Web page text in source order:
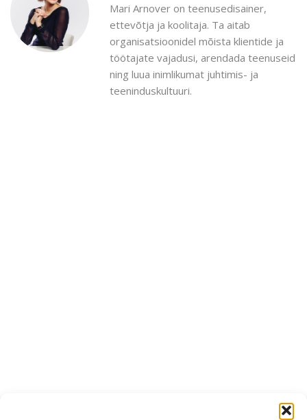
Mari Arnover on teenusedisainer,
ettevõtja ja koolitaja. Ta aitab
organisatsioonidel mõista klientide ja
töötajate vajadusi, arendada teenuseid
ning luua inimlikumat juhtimis- ja
teeninduskultuuri.